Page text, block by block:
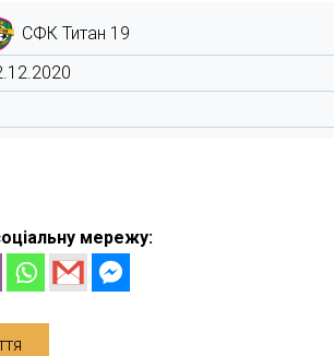
СФК Титан 19
мережу: